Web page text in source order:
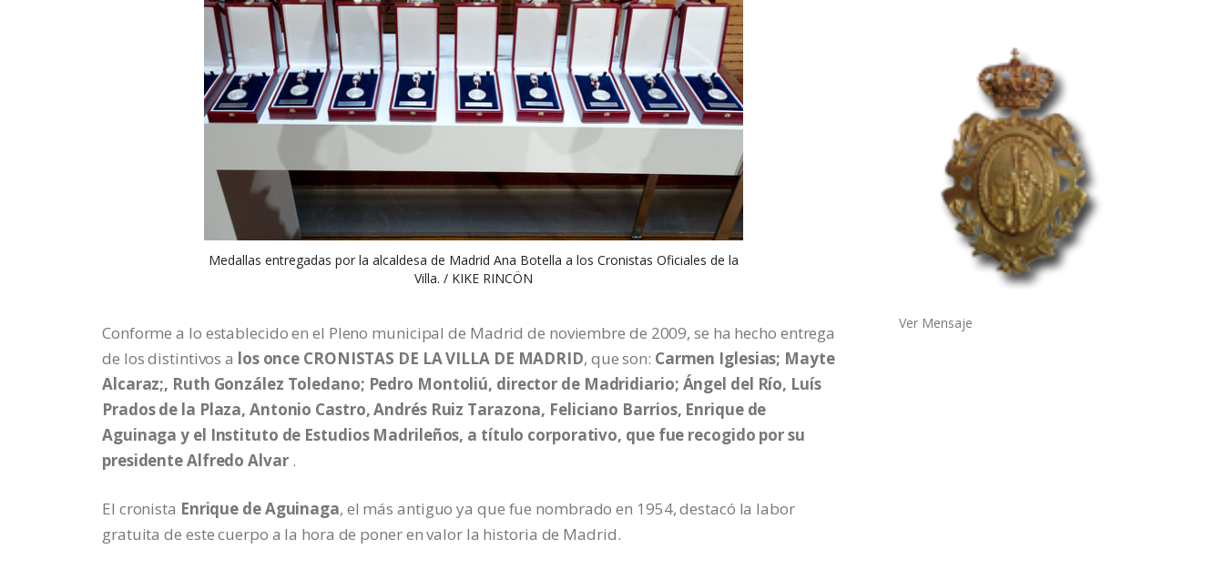
Medallas entregadas por la alcaldesa de Madrid Ana Botella a los Cronistas Oficiales de la
Villa. / KIKE RINCÖN
Conforme a lo establecido en el Pleno municipal de Madrid de noviembre de 2009, se ha hecho entrega
de los distintivos a los once CRONISTAS DE LA VILLA DE MADRID, que son: Carmen Iglesias; Mayte
Alcaraz;, Ruth González Toledano; Pedro Montoliú, director de Madridiario; Ángel del Río, Luís
Prados de la Plaza, Antonio Castro, Andrés Ruiz Tarazona, Feliciano Barrios, Enrique de
Aguinaga y el Instituto de Estudios Madrileños, a título corporativo, que fue recogido por su
presidente Alfredo Alvar.
El cronista Enrique de Aguinaga, el más antiguo ya que fue nombrado en 1954, destacó la labor
gratuita de este cuerpo a la hora de poner en valor la historia de Madrid.
Ver Mensaje